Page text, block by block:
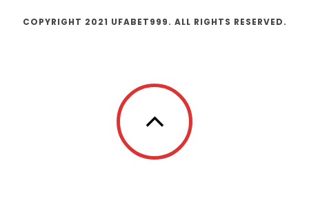
COPYRIGHT 2021 UFABET999. ALL RIGHTS RESERVED.